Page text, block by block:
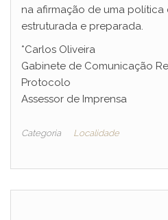
na afirmação de uma
estruturada e preparada.
*Carlos Oliveira
Gabinete de Comunicação
Protocolo
Assessor de Imprensa
Categoria Localidade